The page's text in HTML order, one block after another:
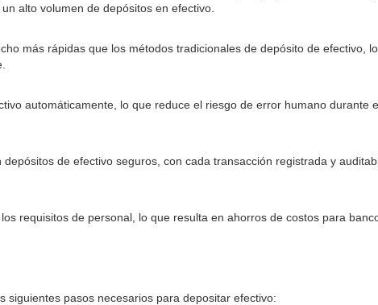
alto volumen de depósitos en efectivo.
más rápidas que los métodos tradicionales de depósito de efectivo,
automáticamente, lo que reduce el riesgo de error humano
de efectivo seguros, con cada transacción registrada y
requisitos de personal, lo que resulta en ahorros de costos para
siguientes pasos necesarios para depositar efectivo: